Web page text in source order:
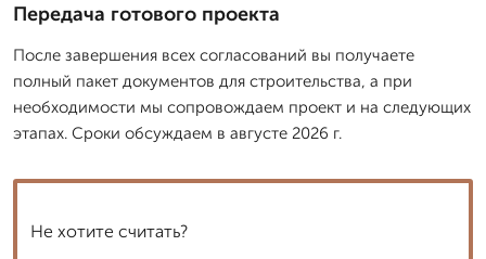
Передача готового проекта
После завершения всех согласований вы получаете
полный пакет документов для строительства, а при
необходимости мы сопровождаем проект и на следующих
этапах. Сроки обсуждаем в августе 2026 г.
Не хотите считать?